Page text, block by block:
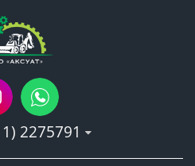
2275791